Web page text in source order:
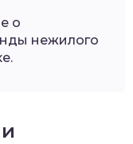
о
нежилого